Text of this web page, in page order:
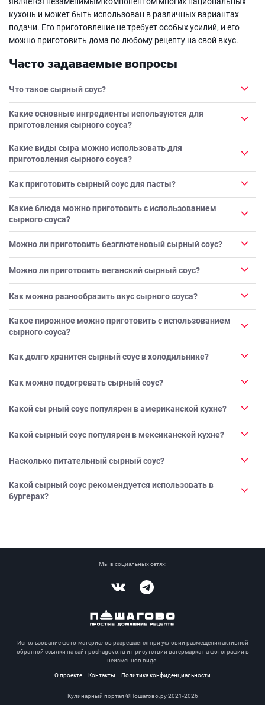
кухонь и может быть использован в различных вариантах
подачи. Его приготовление не требует особых усилий, и его
можно приготовить дома по любому рецепту на свой вкус.
Часто задаваемые вопросы
Что такое сырный соус?
Какие основные ингредиенты используются для
приготовления сырного соуса?
Какие виды сыра можно использовать для
приготовления сырного соуса?
Как приготовить сырный соус для пасты?
Какие блюда можно приготовить с использованием
сырного соуса?
Можно ли приготовить безглютеновый сырный соус?
Можно ли приготовить веганский сырный соус?
Как можно разнообразить вкус сырного соуса?
Какое пирожное можно приготовить с использованием
сырного соуса?
Как долго хранится сырный соус в холодильнике?
Как можно подогревать сырный соус?
Какой сы рный соус популярен в американской кухне?
Какой сырный соус популярен в мексиканской кухне?
Насколько питательный сырный соус?
Какой сырный соус рекомендуется использовать в
бургерах?
Мы в социальных сетях:
Использование фото-материалов разрешается при условии размещения активной
обратной ссылки на сайт poshagovo.ru и присутствии ватермарка на фотографии в
неизменнов виде.
О проекте
Контакты Политика конфиденциальности
Кулинарный портал ©Пошагово.ру 2021-2026